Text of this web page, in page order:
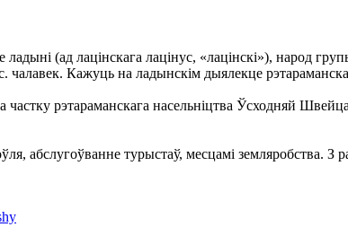
(ад лацінскага лацінус, «лацінскі»), народ
Кажуць на ладынскім дыялекце
рэтараманскага насельніцтва Ўсходняй
абслугоўванне турыстаў, месцамі земляробства. З